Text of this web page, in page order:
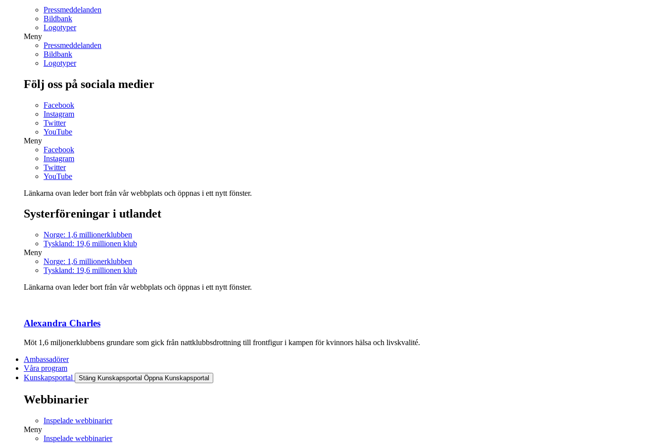
Pressmeddelanden
Bildbank
Logotyper
Meny
Pressmeddelanden
Bildbank
Logotyper
Följ oss på sociala medier
Facebook
Instagram
Twitter
YouTube
Meny
Facebook
Instagram
Twitter
YouTube
Länkarna ovan leder bort från vår webbplats och öppnas i ett nytt fönster.
Systerföreningar i utlandet
Norge: 1,6 millionerklubben
Tyskland: 19,6 millionen klub
Meny
Norge: 1,6 millionerklubben
Tyskland: 19,6 millionen klub
Länkarna ovan leder bort från vår webbplats och öppnas i ett nytt fönster.
Alexandra Charles
Möt 1,6 miljonerklubbens grundare som gick från nattklubbsdrottning till frontfigur i kampen för kvinnors hälsa och livskvalité.
Ambassadörer
Våra program
Kunskapsportal
Stäng Kunskapsportal Öppna Kunskapsportal
Webbinarier
Inspelade webbinarier
Meny
Inspelade webbinarier